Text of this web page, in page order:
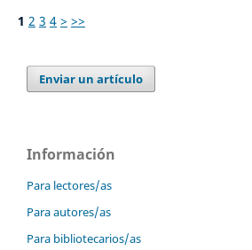
1 2 3 4 > >>
Enviar un artículo
Información
Para lectores/as
Para autores/as
Para bibliotecarios/as